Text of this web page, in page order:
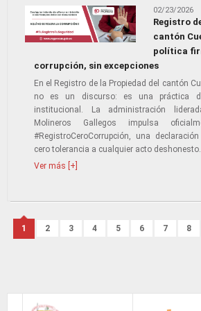
02/23/2026
Registro
cantón
política
corrupción, sin excepciones
En el Registro de la Propiedad del cantón
no es un discurso: es una práctica
institucional. La administración
Molineros Gallegos impulsa
#RegistroCeroCorrupción, una
cero tolerancia a cualquier acto deshonesto.
Ver más [+]
Páginas
1 2 3 4 5 6 7 8